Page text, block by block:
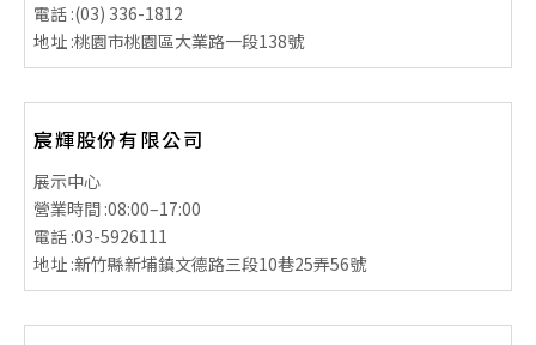
電話 :(03) 336-1812
地址 :桃園市桃園區大業路一段138號
宸輝股份有限公司
展示中心
營業時間 :08:00–17:00
電話 :03-5926111
地址 :新竹縣新埔鎮文德路三段10巷25弄56號